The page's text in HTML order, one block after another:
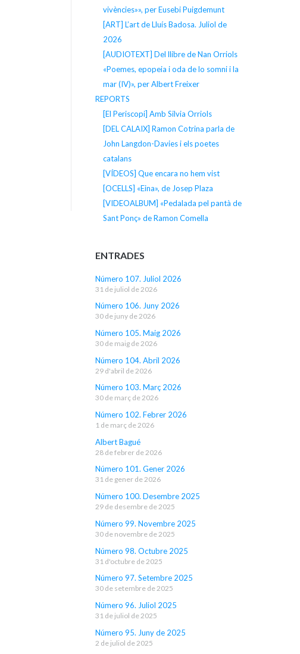
vivències»», per Eusebi Puigdemunt
[ART] L’art de Lluís Badosa. Juliol de
2026
[AUDIOTEXT] Del llibre de Nan Orriols
«Poemes, epopeia i oda de lo somni i la
mar (IV)», per Albert Freixer
REPORTS
[El Periscopi] Amb Silvia Orriols
[DEL CALAIX] Ramon Cotrina parla de
John Langdon-Davies i els poetes
catalans
[VÍDEOS] Que encara no hem vist
[OCELLS] «Eina», de Josep Plaza
[VIDEOALBUM] «Pedalada pel pantà de
Sant Ponç» de Ramon Comella
ENTRADES
Número 107. Juliol 2026
31 de juliol de 2026
Número 106. Juny 2026
30 de juny de 2026
Número 105. Maig 2026
30 de maig de 2026
Número 104. Abril 2026
29 d'abril de 2026
Número 103. Març 2026
30 de març de 2026
Número 102. Febrer 2026
1 de març de 2026
Albert Bagué
28 de febrer de 2026
Número 101. Gener 2026
31 de gener de 2026
Número 100. Desembre 2025
29 de desembre de 2025
Número 99. Novembre 2025
30 de novembre de 2025
Número 98. Octubre 2025
31 d'octubre de 2025
Número 97. Setembre 2025
30 de setembre de 2025
Número 96. Juliol 2025
31 de juliol de 2025
Número 95. Juny de 2025
2 de juliol de 2025